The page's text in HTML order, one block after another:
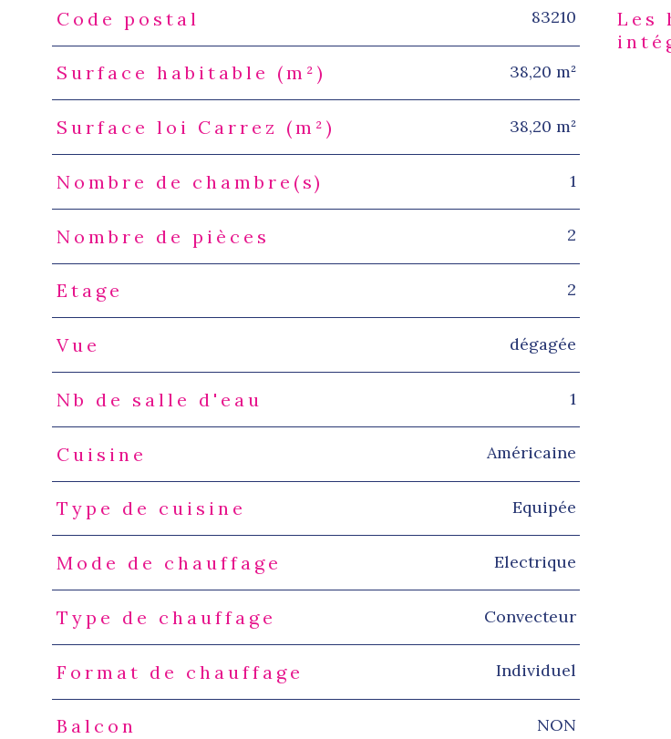
Caractéristiques
Code postal 83210
Surface habitable (m²) 38,20 m²
Surface loi Carrez (m²) 38,20 m²
Nombre de chambre(s) 1
Nombre de pièces 2
Etage 2
Vue dégagée
Nb de salle d'eau 1
Cuisine Américaine
Type de cuisine Equipée
Mode de chauffage Electrique
Type de chauffage Convecteur
Format de chauffage Individuel
Balcon NON
Les